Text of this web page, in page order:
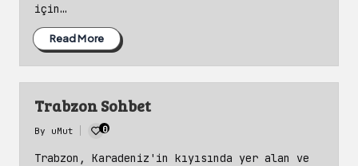
için…
Read More
Trabzon Sohbet
Posted
by
By uMut 0
Trabzon, Karadeniz'in kıyısında yer alan ve